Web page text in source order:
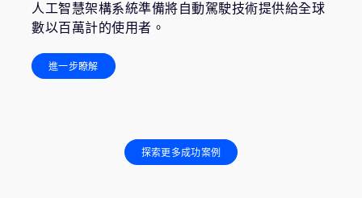
人工智慧架構系統準備將自動駕駛技術提供給全球
數以百萬計的使用者。
進一步瞭解
探索更多成功案例